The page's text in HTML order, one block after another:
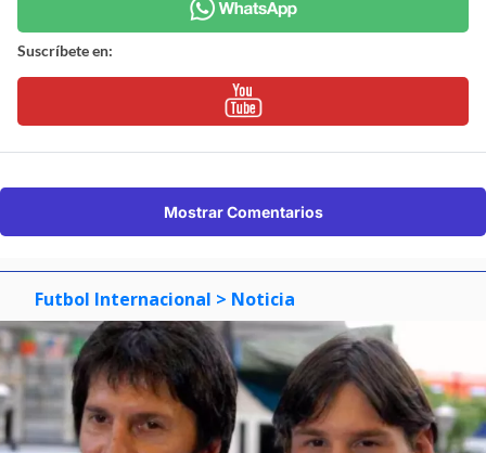
Suscríbete en:
Mostrar Comentarios
Futbol Internacional > Noticia